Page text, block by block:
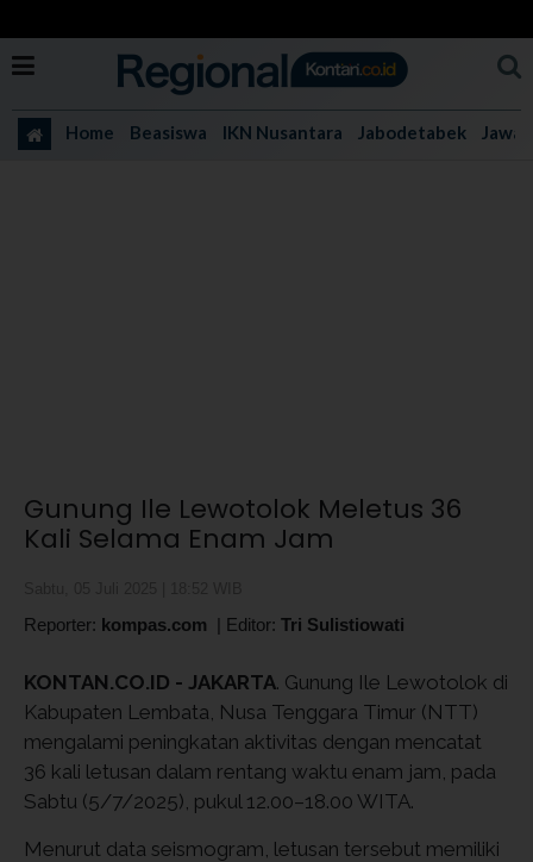
Home Beasiswa IKN Nusantara Jabodetabek Jawa
Gunung Ile Lewotolok Meletus 36
Kali Selama Enam Jam
Reporter: kompas.com | Editor: Tri Sulistiowati
KONTAN.CO.ID - JAKARTA. Gunung Ile Lewotolok di
Kabupaten Lembata, Nusa Tenggara Timur (NTT)
mengalami peningkatan aktivitas dengan mencatat
36 kali letusan dalam rentang waktu enam jam, pada
Sabtu (5/7/2025), pukul 12.00–18.00 WITA.
Menurut data seismogram, letusan tersebut memiliki